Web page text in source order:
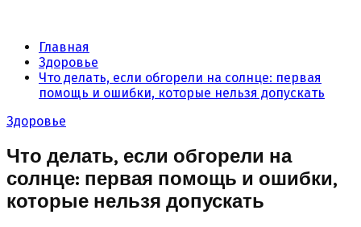
Главная
Здоровье
Что делать, если обгорели на солнце: первая
помощь и ошибки, которые нельзя допускать
Здоровье
Что делать, если обгорели на
солнце: первая помощь и ошибки,
которые нельзя допускать